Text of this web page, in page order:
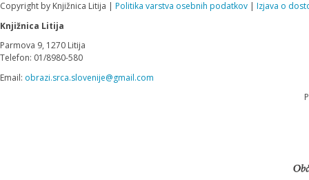
Copyright by Knjižnica Litija | Politika varstva osebnih podatkov | Izjava o
Knjižnica Litija
Parmova 9, 1270 Litija
Telefon: 01/8980-580
Email: obrazi.srca.slovenije@gmail.com